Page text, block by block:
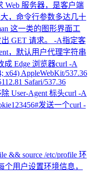
Web 服务器，是客户端
，命令行参数多达几十
这一类的图形界面工
GET 请求。 -A指定客
，默认用户代理字符串
成 Edge 浏览器curl -A
x64) AppleWebKit/537.36
Safari/537.36
User-Agent 标头curl -A
发送一个curl -
&& source /etc/profile 环
个用户设置环境信息，